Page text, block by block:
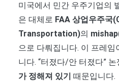
미국에서 민간 우주기업의
은 대체로 FAA 상업우주국
Transportation)의
으로 다뤄집니다. 이 프레
니다. “터졌다/안 터졌다” 논
가 정해져 있기 때문입니다.